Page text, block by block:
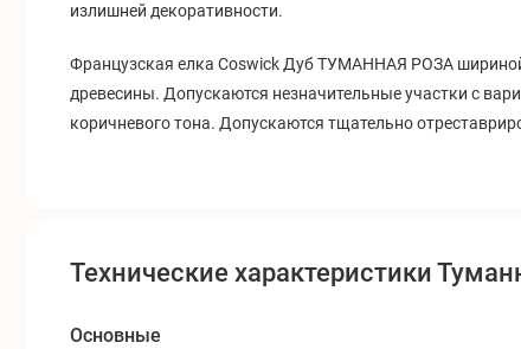
излишней декоративности.
Французская елка Coswick Дуб ТУМАННАЯ РОЗА шириной
древесины. Допускаются незначительные участки с
коричневого тона. Допускаются тщательно
Технические характеристики
Основные